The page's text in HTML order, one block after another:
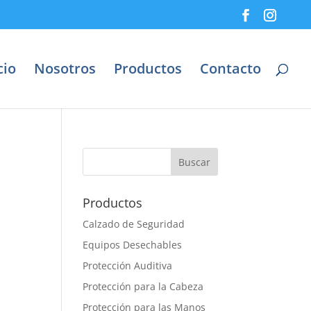
Nosotros Productos Contacto
Productos
Calzado de Seguridad
Equipos Desechables
Protección Auditiva
Protección para la Cabeza
Protección para las Manos